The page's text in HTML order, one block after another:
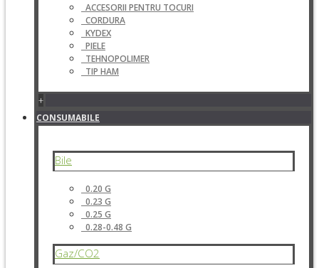
ACCESORII PENTRU TOCURI
CORDURA
KYDEX
PIELE
TEHNOPOLIMER
TIP HAM
+
CONSUMABILE
Bile
0.20 G
0.23 G
0.25 G
0.28-0.48 G
Gaz/CO2